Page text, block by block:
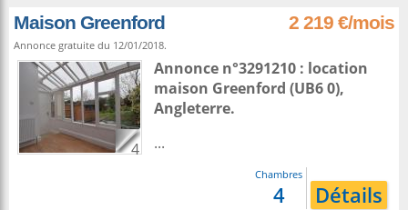
Maison Greenford 2 219 €/mois
Annonce gratuite du 12/01/2018.
4
Annonce n°3291210 : location
maison Greenford (UB6 0),
Angleterre.
...
Chambres
4 Détails